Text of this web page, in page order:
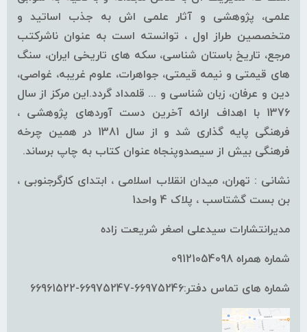
علمی، پژوهشی و آثار علمی اش به جذب اساتید و
متخصصین طراز اول ، توانسته است به عنوان ناشرکتب
مرجع، تاریخ باستان شناسی، سکه های تاریخی ایران، سنگ
های قیمتی و نیمه قیمتی، جواهرات، علوم غریبه، غواصی،
دین و عرفان، زبان شناسی و ... قلمداد گردد.این مرکز از سال
1376 با اهداف ارائه آخرین دست آوردهای پژوهشی ،
فرهنگی پایه گذاری شد و از سال 1381 در همین چرخه
فرهنگی بیش از سیصدوپنجاه عنوان کتاب به چاپ برساند.
نشانی : تهران، میدان انقلاب اسلامی ، ابتدای کارگرجنوبی ،
بن بست گشتاسب ، پلاک 4 واحد1
مدیرانتشارات سیدعلی اصغر شریعت زاده
شماره همراه 09121054098
شماره های تماس دفتر:66975246-66975247-66961522